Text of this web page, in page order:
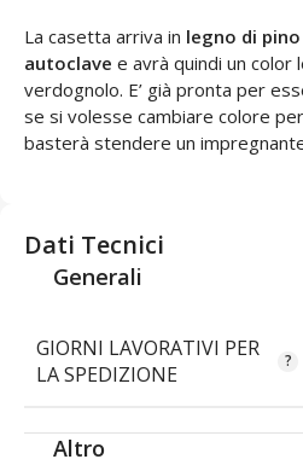
La casetta arriva in legno di
autoclave e avrà quindi un color
verdognolo. E’ già pronta per
se si volesse cambiare colore
basterà stendere un
Dati Tecnici
Generali
GIORNI LAVORATIVI PER
LA SPEDIZIONE
Altro